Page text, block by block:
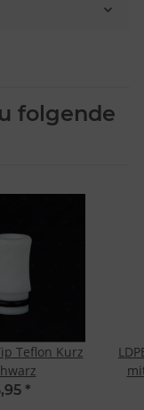
folgende
Teflon Kurz
*